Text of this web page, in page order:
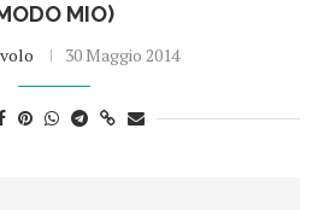
MIO)
30 Maggio 2014